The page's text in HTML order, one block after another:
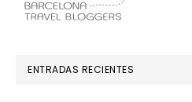
ENTRADAS RECIENTES